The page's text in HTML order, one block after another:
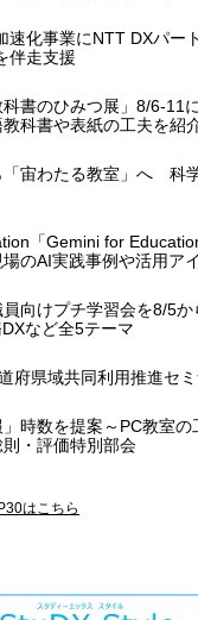
速化事業にNTT DXパー
伴走支援
書のひみつ展」8/6-11
科書や表紙の工夫を紹
「宙わたる教室」へ 科
「Gemini for
のAI実践事例や活用ア
向けプチ学習会を8/5か
など全5テーマ
府県域共同利用推進セミ
時数を提案～PC教室の
・評価特別部会
はこちら